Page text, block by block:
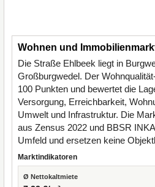
Wohnen und
Die Straße Ehlbeek liegt in
Großburgwedel. Der
100 Punkten und bewertet die
Versorgung, Erreichbarkeit,
Umwelt und Infrastruktur. Die
aus Zensus 2022 und BBSR
Umfeld und ersetzen keine
Marktindikatoren
Ø Nettokaltmiete